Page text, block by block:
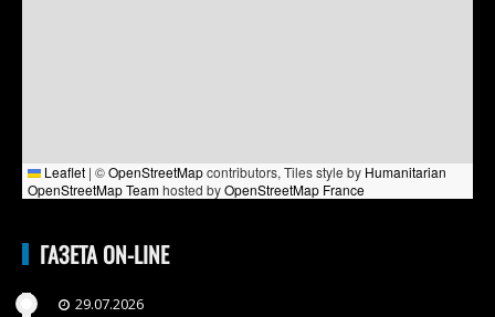
Leaflet | ©OpenStreetMapcontributors, Tiles style by Humanitarian
OpenStreetMap Teamhosted byOpenStreetMap France
ГАЗЕТА ON-LINE
29.07.2026